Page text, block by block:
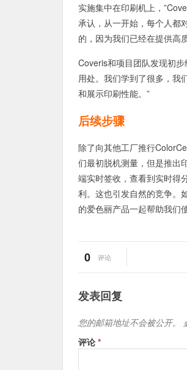
实施集中在印刷机上，
承认，从一开始，每个人都
的，因为我们已经在提供高
Coveris和项目团队发现初
用处。我们学到了很多，我
和展示印刷性能。”
后续步骤
除了向其他工厂推行
们最初脱机测量，但是推出
端实时签收，查看到实时得
利。这也引发自然的竞争。
的爱色丽产品一起帮助我们
0 评论
发表回复
您的邮箱地址不会被公开。
评论 *